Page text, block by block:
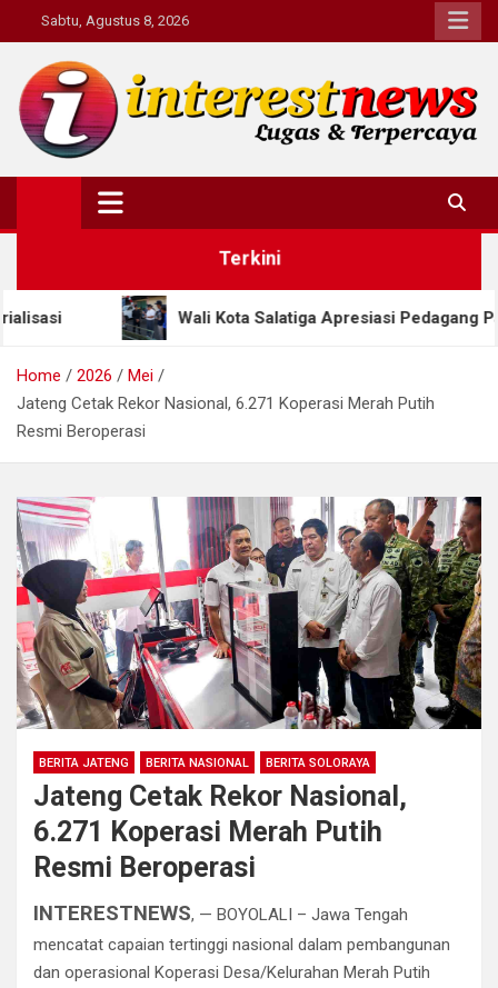
to
content
Sabtu, Agustus 8, 2026
Interestnews.or.id
Terkini
Wali Kota Salatiga Apresiasi Pedagang Pasar Raya 1 yang
Home 2026
Mei
Jateng Cetak Rekor Nasional, 6.271 Koperasi Merah Putih
Resmi Beroperasi
BERITA JATENG BERITA NASIONAL BERITA SOLORAYA
Jateng Cetak Rekor Nasional,
6.271 Koperasi Merah Putih
Resmi Beroperasi
INTERESTNEWS, — BOYOLALI – Jawa Tengah
mencatat capaian tertinggi nasional dalam pembangunan
dan operasional Koperasi Desa/Kelurahan Merah Putih